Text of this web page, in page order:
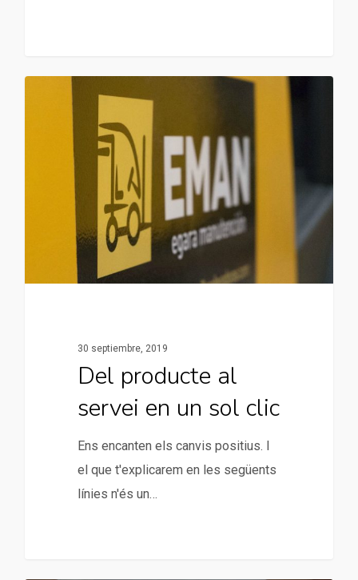
30 septiembre, 2019
Del producte al
servei en un sol clic
Ens encanten els canvis positius. I
el que t'explicarem en les següents
línies n'és un…